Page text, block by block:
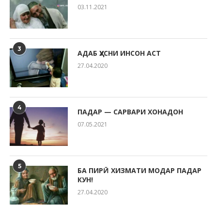
03.11.2021
3 АДАБ ҲУСНИ ИНСОН АСТ
27.04.2020
4 ПАДАР — САРВАРИ ХОНАДОН
07.05.2021
5
БА ПИРӢ ХИЗМАТИ МОДАР ПАДАР
КУН!
27.04.2020